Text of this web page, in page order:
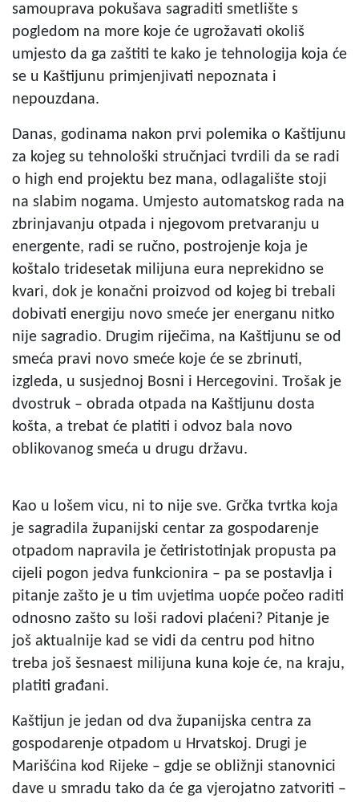
samouprava pokušava sagraditi smetlište s
pogledom na more koje će ugrožavati okoliš
umjesto da ga zaštiti te kako je tehnologija koja će
se u Kaštijunu primjenjivati nepoznata i
nepouzdana.
Danas, godinama nakon prvi polemika o Kaštijunu
za kojeg su tehnološki stručnjaci tvrdili da se radi
o high end projektu bez mana, odlagalište stoji
na slabim nogama. Umjesto automatskog rada na
zbrinjavanju otpada i njegovom pretvaranju u
energente, radi se ručno, postrojenje koja je
koštalo tridesetak milijuna eura neprekidno se
kvari, dok je konačni proizvod od kojeg bi trebali
dobivati energiju novo smeće jer energanu nitko
nije sagradio. Drugim riječima, na Kaštijunu se od
smeća pravi novo smeće koje će se zbrinuti,
izgleda, u susjednoj Bosni i Hercegovini. Trošak je
dvostruk – obrada otpada na Kaštijunu dosta
košta, a trebat će platiti i odvoz bala novo
oblikovanog smeća u drugu državu.
Kao u lošem vicu, ni to nije sve. Grčka tvrtka koja
je sagradila županijski centar za gospodarenje
otpadom napravila je četiristotinjak propusta pa
cijeli pogon jedva funkcionira – pa se postavlja i
pitanje zašto je u tim uvjetima uopće počeo raditi
odnosno zašto su loši radovi plaćeni? Pitanje je
još aktualnije kad se vidi da centru pod hitno
treba još šesnaest milijuna kuna koje će, na kraju,
platiti građani.
Kaštijun je jedan od dva županijska centra za
gospodarenje otpadom u Hrvatskoj. Drugi je
Marišćina kod Rijeke – gdje se obližnji stanovnici
dave u smradu tako da će ga vjerojatno zatvoriti –